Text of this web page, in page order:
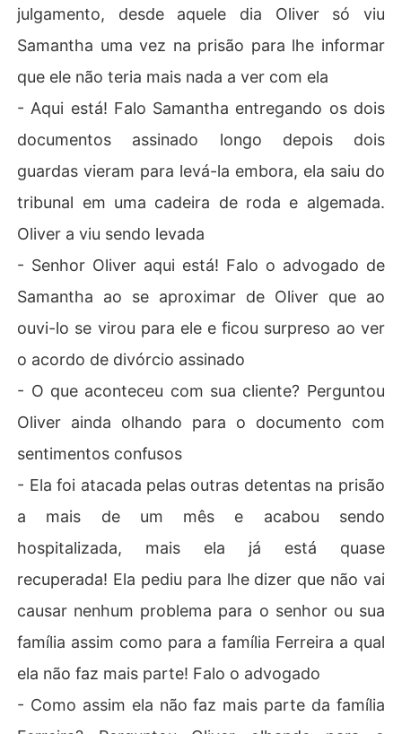
julgamento, desde aquele dia Oliver só viu
Samantha uma vez na prisão para lhe informar
que ele não teria mais nada a ver com ela
- Aqui está! Falo Samantha entregando os dois
documentos assinado longo depois dois
guardas vieram para levá-la embora, ela saiu do
tribunal em uma cadeira de roda e algemada.
Oliver a viu sendo levada
- Senhor Oliver aqui está! Falo o advogado de
Samantha ao se aproximar de Oliver que ao
ouvi-lo se virou para ele e ficou surpreso ao ver
o acordo de divórcio assinado
- O que aconteceu com sua cliente? Perguntou
Oliver ainda olhando para o documento com
sentimentos confusos
- Ela foi atacada pelas outras detentas na prisão
a mais de um mês e acabou sendo
hospitalizada, mais ela já está quase
recuperada! Ela pediu para lhe dizer que não vai
causar nenhum problema para o senhor ou sua
família assim como para a família Ferreira a qual
ela não faz mais parte! Falo o advogado
- Como assim ela não faz mais parte da família